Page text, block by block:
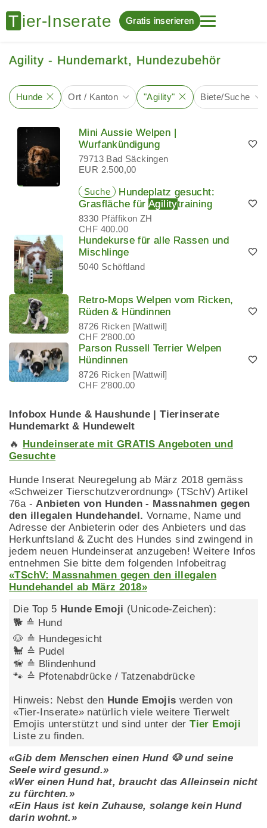
Gratis inserieren
Agility - Hundemarkt, Hundezubehör
Hunde Ort / Kanton "Agility" Biete/Suche
Mini Aussie Welpen |
Wurfankündigung
79713 Bad Säckingen
EUR 2.500,00
Suche
Hundeplatz gesucht:
Grasfläche fürAgilitytraining
8330 Pfäffikon ZH
CHF 400.00
Hundekurse für alle Rassen und
Mischlinge
5040 Schöftland
Retro-Mops Welpen vom Ricken,
Rüden & Hündinnen
8726 Ricken [Wattwil]
CHF 2’800.00
Parson Russell Terrier Welpen
Hündinnen
8726 Ricken [Wattwil]
CHF 2’800.00
Infobox Hunde & Haushunde | Tierinserate
Hundemarkt & Hundewelt
🔥 Hundeinserate mit GRATIS Angeboten und
Gesuchte
Hunde Inserat Neuregelung ab März 2018 gemäss
«Schweizer Tierschutzverordnung» (TSchV) Artikel
76a -Anbieten von Hunden - Massnahmen gegen
den illegalen Hundehandel. Vorname, Name und
Adresse der Anbieterin oder des Anbieters und das
Herkunftsland & Zucht des Hundes sind zwingend in
jedem neuen Hundeinserat anzugeben! Weitere Infos
entnehmen Sie bitte dem folgenden Infobeitrag
«TSchV: Massnahmen gegen den illegalen
Hundehandel ab März 2018»
Die Top 5 Hunde Emoji (Unicode-Zeichen):
🐕 ≙ Hund
🐶 ≙ Hundegesicht
🐩 ≙ Pudel
🦮 ≙ Blindenhund
🐾 ≙ Pfotenabdrücke / Tatzenabdrücke
Hinweis: Nebst den Hunde Emojis werden von
«Tier-Inserate» natürlich viele weitere Tierwelt
Emojis unterstützt und sind unter derTier Emoji
Liste zu finden.
«Gib dem Menschen einen Hund 🐶 und seine
Seele wird gesund.»
«Wer einen Hund hat, braucht das Alleinsein nicht
zu fürchten.»
«Ein Haus ist kein Zuhause, solange kein Hund
darin wohnt.»